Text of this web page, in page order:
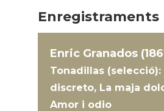
Enregistraments
Enric Granados
Tonadillas (selecció):
discreto, La maja
Amor i odio